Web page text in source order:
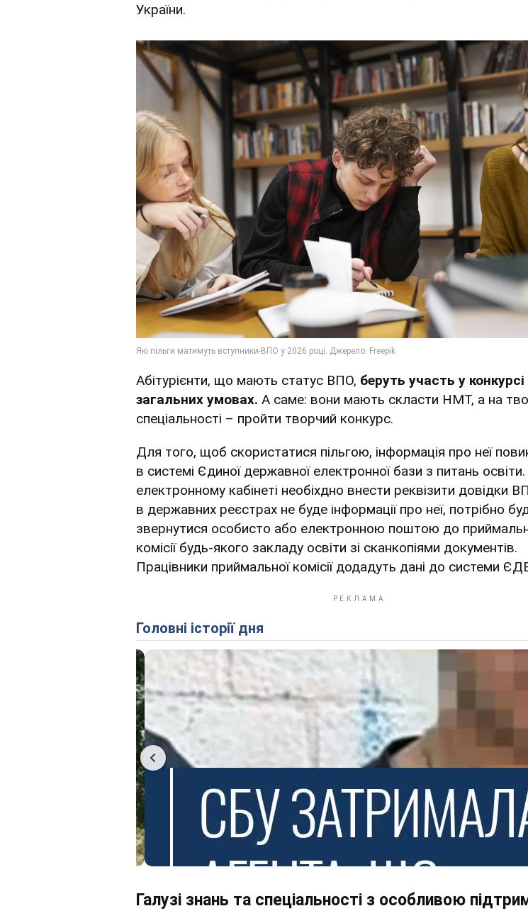
України.
Абітурієнти, що мають статус ВПО, беруть участь у конкурсі
загальних умовах. А саме: вони мають скласти НМТ, а на
спеціальності – пройти творчий конкурс.
Для того, щоб скористатися пільгою, інформація про неї
в системі Єдиної державної електронної бази з питань
електронному кабінеті необіхдно внести реквізити довідки
в державних реєстрах не буде інформації про неї, потрібно
звернутися особисто або електронною поштою до
комісії будь-якого закладу освіти зі сканкопіями документів.
Працівники приймальної комісії додадуть дані до системи
Головні історії дня
Галузі знань та спеціальності з особливою